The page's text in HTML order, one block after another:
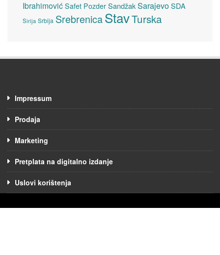
Ibrahimović Safet Pozder SandžakSarajevoSDA
Sirija Srbija SrebrenicaStavTurska
Impressum
Prodaja
Marketing
Pretplata na digitalno izdanje
Uslovi korištenja